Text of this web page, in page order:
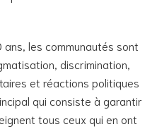
les communautés sont
discrimination,
et réactions politiques
qui consiste à garantir
tous ceux qui en ont